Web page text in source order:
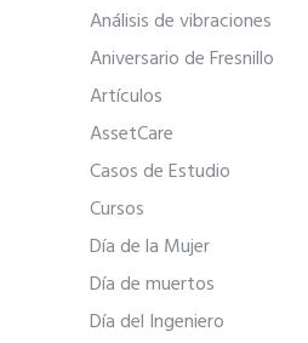
Análisis de vibraciones
Aniversario de Fresnillo
Artículos
AssetCare
Casos de Estudio
Cursos
Día de la Mujer
Día de muertos
Día del Ingeniero